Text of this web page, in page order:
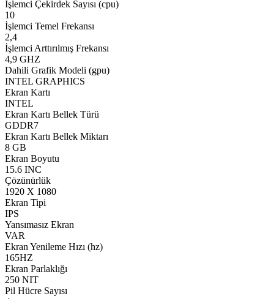
İşlemci Çekirdek Sayısı (cpu)
10
İşlemci Temel Frekansı
2,4
İşlemci Arttırılmış Frekansı
4,9 GHZ
Dahili Grafik Modeli (gpu)
INTEL GRAPHICS
Ekran Kartı
INTEL
Ekran Kartı Bellek Türü
GDDR7
Ekran Kartı Bellek Miktarı
8 GB
Ekran Boyutu
15.6 INC
Çözünürlük
1920 X 1080
Ekran Tipi
IPS
Yansımasız Ekran
VAR
Ekran Yenileme Hızı (hz)
165HZ
Ekran Parlaklığı
250 NIT
Pil Hücre Sayısı